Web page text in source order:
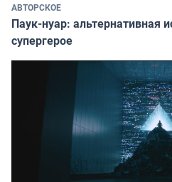
АВТОРСКОЕ
Паук-нуар: альтернативная
супергерое